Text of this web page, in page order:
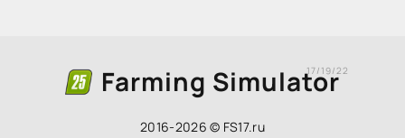
Farming Simulator
17/19/22
2016-2026 © FS17.ru